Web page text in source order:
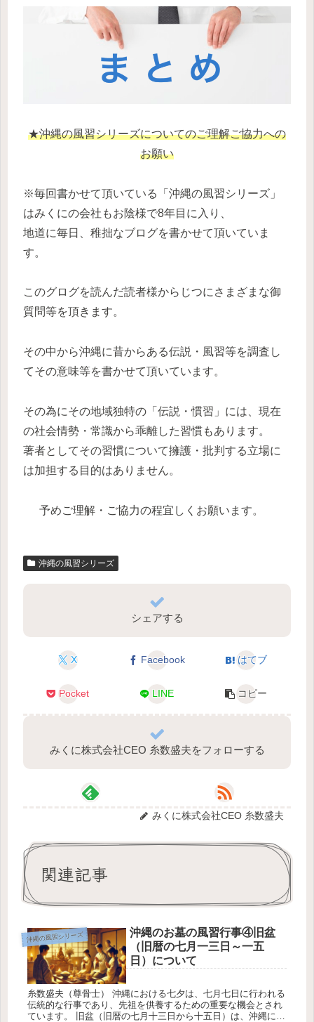
★沖縄の風習シリーズについてのご理解ご協力への
お願い
※毎回書かせて頂いている「沖縄の風習シリーズ」
はみくにの会社もお陰様で8年目に入り、
地道に毎日、稚拙なブログを書かせて頂いていま
す。
このグログを読んだ読者様からじつにさまざまな御
質問等を頂きます。
その中から沖縄に昔からある伝説・風習等を調査し
てその意味等を書かせて頂いています。
その為にその地域独特の「伝説・慣習」には、現在
の社会情勢・常識から乖離した習慣もあります。
著者としてその習慣について擁護・批判する立場に
は加担する目的はありません。
予めご理解・ご協力の程宜しくお願います。
沖縄の風習シリーズ
シェアする
X Facebook はてブ
Pocket LINE コピー
みくに株式会社CEO 糸数盛夫をフォローする
みくに株式会社CEO 糸数盛夫
関連記事
沖縄の風習シリーズ
沖縄のお墓の風習行事④旧盆
（旧暦の七月一三日～一五
日）について
糸数盛夫（尊骨士） 沖縄における七夕は、七月七日に行われる
伝統的な行事であり、先祖を供養するための重要な機会とされ
ています。 旧盆（旧暦の七月十三日から十五日）は、沖縄にお